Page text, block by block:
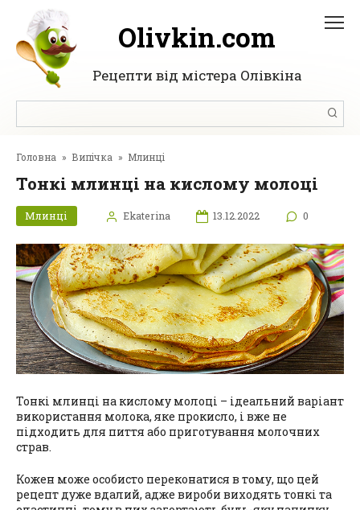
Перейти
вмісту
Olivkin.com
Рецепти від містера Олівкіна
Головна » Випічка » Млинці
Тонкі млинці на кислому молоці
Млинці Ekaterina 13.12.2022 0
Тонкі млинці на кислому молоці – ідеальний варіант
використання молока, яке прокисло, і вже не
підходить для пиття або приготування молочних
страв.
Кожен може особисто переконатися в тому, що цей
рецепт дуже вдалий, адже вироби виходять тонкі та